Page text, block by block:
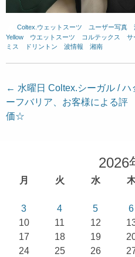
Coltex.ウェットスーツ ユーザー写真
Yellow
ウエットスーツ コルテックス サ
ミス
ドリントン 波情報 湘南
投
稿
ナ
← 水曜日 Coltex.シーガル / ハ
ーフバリア、お客様による評
価☆
2026
月 火 水
3
4 5 6
10
11 12
17
18 19
24
25 26